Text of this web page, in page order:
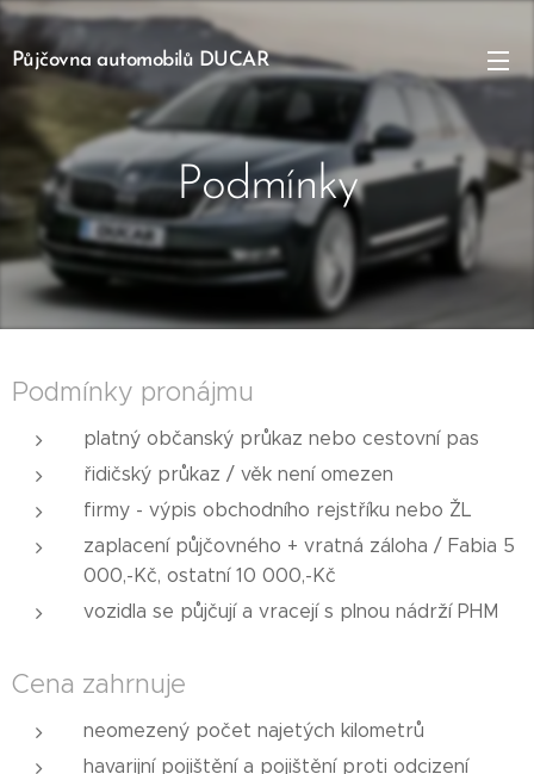
Půjčovna automobilů DUCAR
Podmínky
Podmínky pronájmu
platný občanský průkaz nebo cestovní pas
řidičský průkaz / věk není omezen
firmy - výpis obchodního rejstříku nebo ŽL
zaplacení půjčovného + vratná záloha / Fabia 5
000,-Kč, ostatní 10 000,-Kč
vozidla se půjčují a vracejí s plnou nádrží PHM
Cena zahrnuje
neomezený počet najetých kilometrů
havarijní pojištění a pojištění proti odcizení